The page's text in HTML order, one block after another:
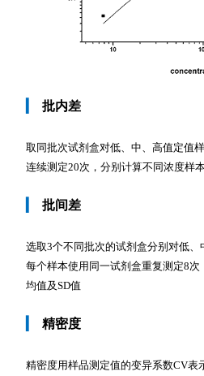
批内差
取同批次试剂盒对低、中、高值定值
连续测定20次，分别计算不同浓度样
批间差
选取3个不同批次的试剂盒分别对低、
每个样本使用同一试剂盒重复测定8
均值及SD值
精密度
精密度用样品测定值的变异系数CV表